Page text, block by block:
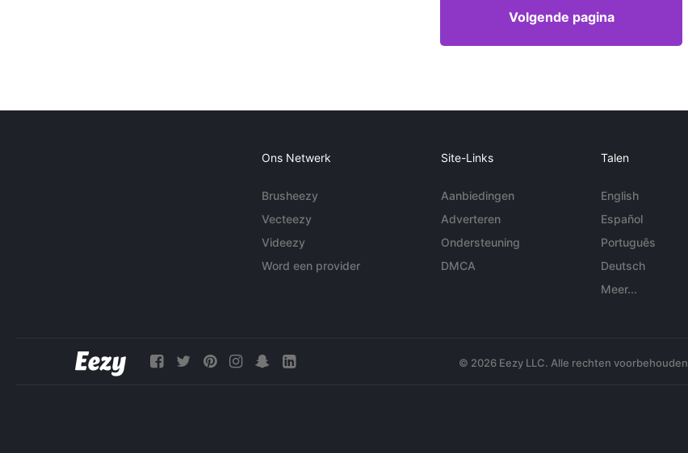
Volgende pagina
Ons Netwerk
Brusheezy
Vecteezy
Videezy
Word een provider
Site-Links
Aanbiedingen
Adverteren
Ondersteuning
DMCA
Talen
English
Español
Português
Deutsch
Meer...
© 2026 Eezy LLC. Alle rechten voorbehouden